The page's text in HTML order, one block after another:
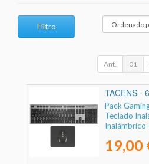
Filtro
Ant. 01
TACENS -
Pack
Teclado
Inalámbrico
19,00